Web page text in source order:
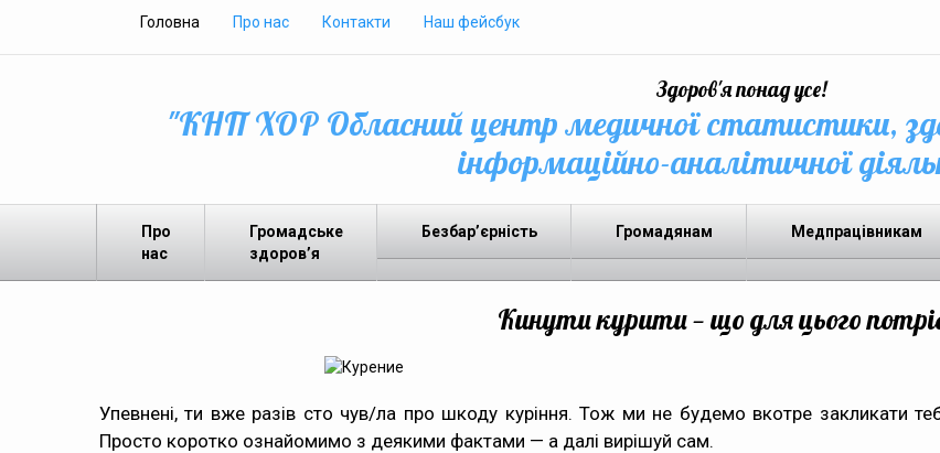
Головна Про нас Контакти Наш фейсбук
Здоров'я понад усе!
"КНП ХОР Обласний центр медичної статистики,
інформаційно-аналітичної
Про
нас
Громадське
здоров’я
Безбар’єрність Громадянам Медпрацівникам
Кинути курити — що для цього
Упевнені, ти вже разів сто чув/ла про шкоду куріння. Тож ми не будемо вкотре закликати
Просто коротко ознайомимо з деякими фактами — а далі вирішуй сам.